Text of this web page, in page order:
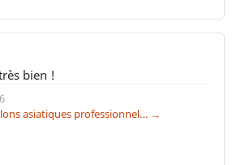
bien !
asiatiques professionnel… →